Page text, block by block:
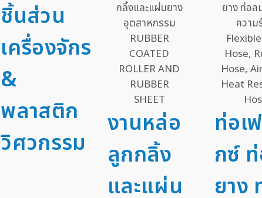
ชิ้นส่วน
เครื่องจักร
&
พลาสติก
วิศวกรรม
งานหล่อ
ลูกกลิ้ง
และแผ่น
ท่อเ
กซ์
ยาง